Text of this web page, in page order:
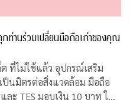
ท่านร่วมเปลี่ยนมือถือเก่าของคุณ
ที่ไม่ใช้แล้ว อุปกรณ์เสริม
ตรต่อสิ่งแวดล้อม มือถือ
ละ TES มอบเงิน 10 บาท ให้